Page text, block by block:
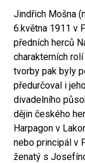
Jindřich Mošna
6.května 1911 v
předních herců
charakterních
tvorby pak byly
předurčoval i
divadelního
dějin českého
Harpagon v
nebo principál v
ženatý s